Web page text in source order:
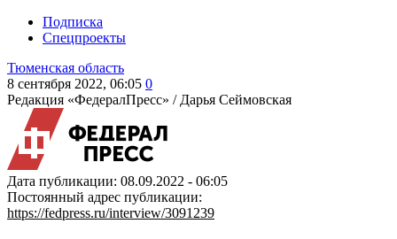
Подписка
Спецпроекты
Тюменская область
8 сентября 2022, 06:05 0
Редакция «ФедералПресс» / Дарья Сеймовская
Дата публикации: 08.09.2022 - 06:05
Постоянный адрес публикации:
https://fedpress.ru/interview/3091239